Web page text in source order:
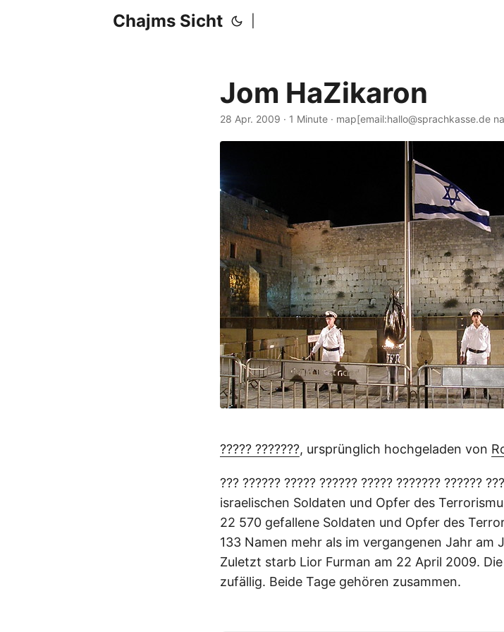
Chajms Sicht
Jom HaZikaron
28 Apr. 2009 · 1 Minute · map[email:hallo@sprachkasse.de
????? ???????, ursprünglich hochgeladen von
??? ?????? ????? ?????? ????? ??????? ??????
israelischen Soldaten und Opfer des
22 570 gefallene Soldaten und Opfer des
133 Namen mehr als im vergangenen Jahr am
Zuletzt starb Lior Furman am 22 April 2009.
zufällig. Beide Tage gehören zusammen.